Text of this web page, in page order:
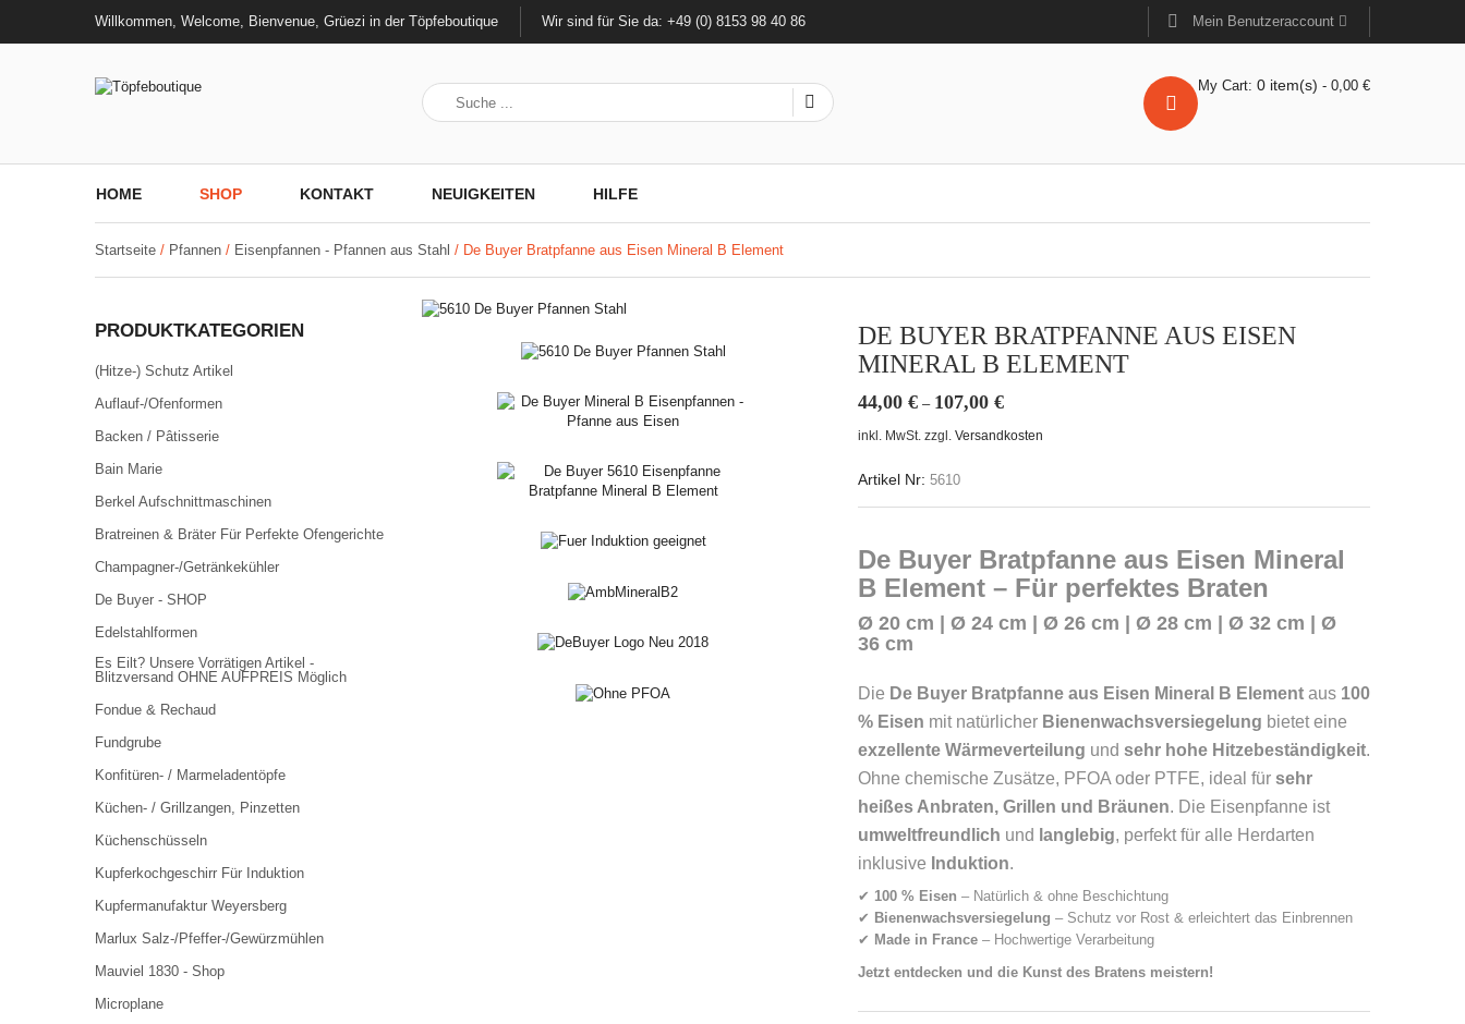
Willkommen, Welcome, Bienvenue, Grüezi in der Töpfeboutique Wir sind für Sie da: +49 (0) 8153 98 40 86 Mein Benutzeraccount
My Cart: 0 item(s) - 0,00 €
HOME SHOP KONTAKT NEUIGKEITEN HILFE
Startseite / Pfannen / Eisenpfannen - Pfannen aus Stahl / De Buyer Bratpfanne aus Eisen Mineral B Element
DE BUYER BRATPFANNE AUS EISEN
MINERAL B ELEMENT
44,00 € – 107,00 €
inkl. MwSt. zzgl. Versandkosten
Artikel Nr: 5610
De Buyer Bratpfanne aus Eisen Mineral
B Element – Für perfektes Braten
Ø 20 cm | Ø 24 cm | Ø 26 cm | Ø 28 cm | Ø 32 cm | Ø
36 cm
Die De Buyer Bratpfanne aus Eisen Mineral B Element aus 100
% Eisen mit natürlicher Bienenwachsversiegelung bietet eine
exzellente Wärmeverteilung und sehr hohe Hitzebeständigkeit.
Ohne chemische Zusätze, PFOA oder PTFE, ideal für sehr
heißes Anbraten, Grillen und Bräunen. Die Eisenpfanne ist
umweltfreundlich und langlebig, perfekt für alle Herdarten
inklusive Induktion.
✔ 100 % Eisen – Natürlich & ohne Beschichtung
✔ Bienenwachsversiegelung – Schutz vor Rost & erleichtert das Einbrennen
✔ Made in France – Hochwertige Verarbeitung
Jetzt entdecken und die Kunst des Bratens meistern!
PRODUKTKATEGORIEN
(Hitze-) Schutz Artikel
Auflauf-/Ofenformen
Backen / Pâtisserie
Bain Marie
Berkel Aufschnittmaschinen
Bratreinen & Bräter Für Perfekte Ofengerichte
Champagner-/Getränkekühler
De Buyer - SHOP
Edelstahlformen
Es Eilt? Unsere Vorrätigen Artikel -
Blitzversand OHNE AUFPREIS Möglich
Fondue & Rechaud
Fundgrube
Konfitüren- / Marmeladentöpfe
Küchen- / Grillzangen, Pinzetten
Küchenschüsseln
Kupferkochgeschirr Für Induktion
Kupfermanufaktur Weyersberg
Marlux Salz-/Pfeffer-/Gewürzmühlen
Mauviel 1830 - Shop
Microplane